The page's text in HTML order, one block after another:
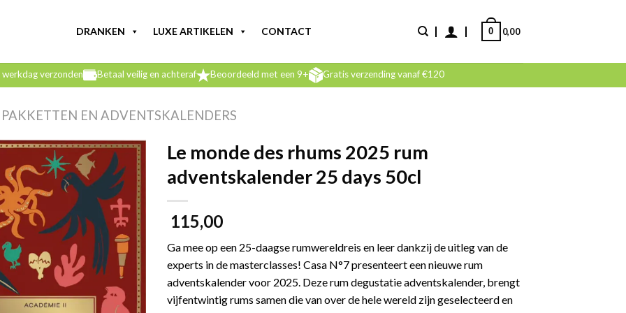
DRANKEN LUXE ARTIKELEN CONTACT 0,00
0
verzonden Betaal veilig en achteraf Beoordeeld met een 9+ Gratis verzending vanaf €120
PAKKETTEN EN ADVENTSKALENDERS
Le monde des rhums 2025 rum
adventskalender 25 days 50cl
115,00
Ga mee op een 25-daagse rumwereldreis en leer dankzij de uitleg van de
experts in de masterclasses! Casa N°7 presenteert een nieuwe rum
adventskalender voor 2025. Deze rum degustatie adventskalender, brengt
vijfentwintig rums samen die van over de hele wereld zijn geselecteerd en